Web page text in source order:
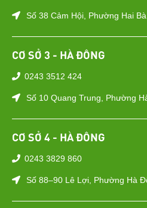
Số 38 Cảm Hội, Phường Hai
CƠ SỞ 3 - HÀ ĐÔNG
0243 3512 424
Số 10 Quang Trung, Phường
CƠ SỞ 4 - HÀ ĐÔNG
0243 3829 860
Số 88–90 Lê Lợi, Phường Hà